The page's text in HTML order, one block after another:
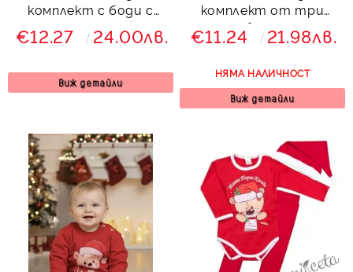
комплект с боди с
меченце от три
части
€12.27 24.00лв.
Виж детайли
комплект от три
части с боди с еленче
€11.24 21.98лв.
НЯМА НАЛИЧНОСТ
Виж детайли